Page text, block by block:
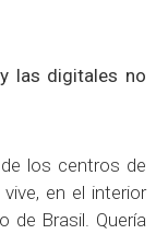
las digitales no
los centros de
en el interior
de Brasil. Quería